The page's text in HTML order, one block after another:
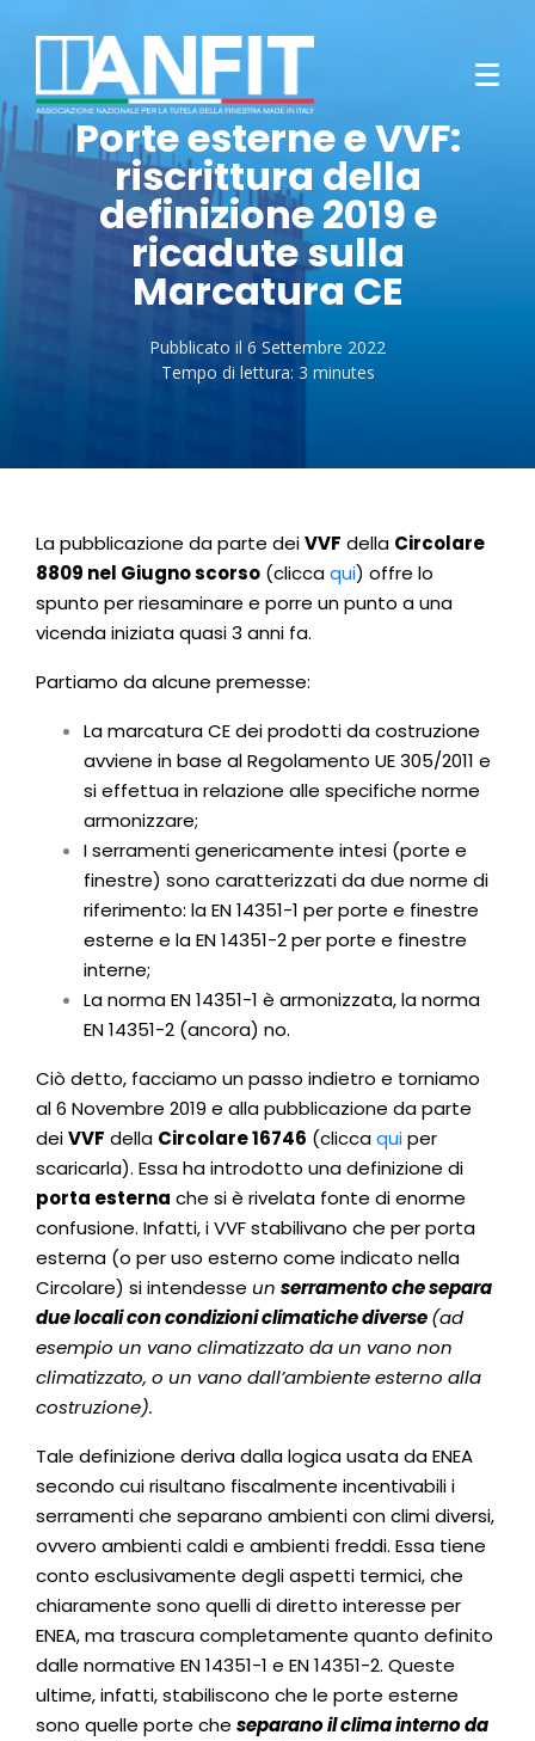
Porte esterne e VVF:
riscrittura della
definizione 2019 e
ricadute sulla
Marcatura CE
Pubblicato il 6 Settembre 2022
Tempo di lettura: 3 minutes
La pubblicazione da parte deiVVF della Circolare
8809 nel Giugno scorso (cliccaqui) offre lo
spunto per riesaminare e porre un punto a una
vicenda iniziata quasi 3 anni fa.
Partiamo da alcune premesse:
La marcatura CE dei prodotti da costruzione
avviene in base al Regolamento UE 305/2011 e
si effettua in relazione alle specifiche norme
armonizzare;
I serramenti genericamente intesi (porte e
finestre) sono caratterizzati da due norme di
riferimento: la EN 14351-1 per porte e finestre
esterne e la EN 14351-2 per porte e finestre
interne;
La norma EN 14351-1 è armonizzata, la norma
EN 14351-2 (ancora) no.
Ciò detto, facciamo un passo indietro e torniamo
al 6 Novembre 2019 e alla pubblicazione da parte
deiVVF della Circolare 16746 (cliccaquiper
scaricarla). Essa ha introdotto una definizione di
porta esterna che si è rivelata fonte di enorme
confusione. Infatti, i VVF stabilivano che per porta
esterna (o per uso esterno come indicato nella
Circolare) si intendesse un serramento che separa
due locali con condizioni climatiche diverse(ad
esempio un vano climatizzato da un vano non
climatizzato, o un vano dall’ambiente esterno alla
costruzione).
Tale definizione deriva dalla logica usata da ENEA
secondo cui risultano fiscalmente incentivabili i
serramenti che separano ambienti con climi diversi,
ovvero ambienti caldi e ambienti freddi. Essa tiene
conto esclusivamente degli aspetti termici, che
chiaramente sono quelli di diretto interesse per
ENEA, ma trascura completamente quanto definito
dalle normative EN 14351-1 e EN 14351-2. Queste
ultime, infatti, stabiliscono che le porte esterne
sono quelle porte che separano il clima interno da